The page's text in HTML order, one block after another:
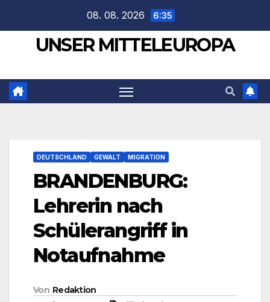
springen
08. 08. 2026 6:35
UNSER MITTELEUROPA
DEUTSCHLAND GEWALT MIGRATION
BRANDENBURG:
Lehrerin nach
Schülerangriff in
Notaufnahme
Von Redaktion